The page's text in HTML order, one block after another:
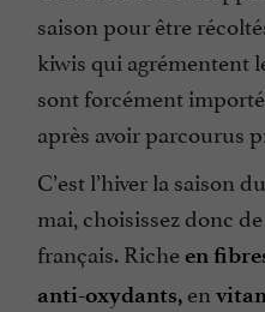
saison pour être
kiwis qui agrémentent
sont forcément
après avoir parcourus
C’est l’hiver la saison
mai, choisissez donc
français. Richeen
anti-oxydants, en